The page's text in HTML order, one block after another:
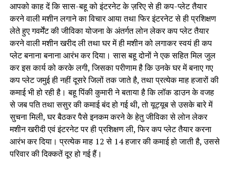
आपको काह दें कि सास-बहू को इंटरनेट के ज़रिए से ही कप-प्लेट तैयार
करने वाली मशीन लगाने का विचार आया तथा फिर इंटरनेट से ही प्रशिक्षण
लेते हुए गवर्मेंट की जीविका योजना के अंतर्गत लोन लेकर कप प्लेट तैयार
करने वाली मशीन खरीद ली तथा घर में ही मशीन को लगाकर स्वयं ही कप
प्लेट बनाना बनाना आरंभ कर दिया। सास बहू दोनों ने एक सहित मिल जुल
कर इस कार्य को करके लगी, जिसका परीणाम है कि उनके घर में बनाए गए
कप प्लेट जमुई ही नहीं दूसरे जिलों तक जाते है, तथा प्रत्येक माह हजारों की
कमाई भी हो रही है। बहू पिंकी कुमारी ने बताया है कि लॉक डाउन के वजह
से जब पति तथा ससुर की कमाई बंद हो गई थी, तो यूट्यूब से उसके बारे में
सुचना मिली, घर बैठकर पैसे इनकम करने के हेतु जीविका से लोन लेकर
मशीन खरीदी एवं इंटरनेट पर ही प्रशिक्षण ली, फिर कप प्लेट तैयार करना
आरंभ कर दिया। प्रत्येक माह 12 से 14 हजार की कमाई हो जाती है, उससे
परिवार की दिक्कतें दूर हो गई हैं।